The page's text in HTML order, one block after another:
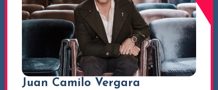
Juan Camilo Vergara